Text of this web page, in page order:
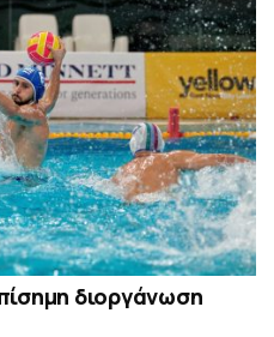
διοργάνωση